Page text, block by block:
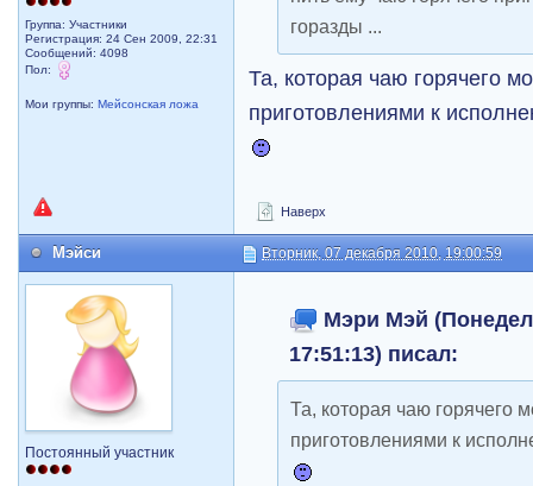
Группа: Участники
Регистрация: 24 Сен 2009, 22:31
Сообщений: 4098
Пол:
Мои группы:Мейсонская ложа
горазды ...
Та, которая чаю горячего
приготовлениями к
Наверх
Мэйси Вторник, 07 декабря 2010, 19:00:59
Постоянный участник
Мэри Мэй
17:51:13) писал:
Та, которая чаю горячего
приготовлениями к